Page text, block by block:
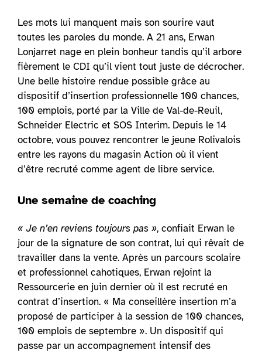
Les mots lui manquent mais son sourire vaut
toutes les paroles du monde. A 21 ans, Erwan
Lonjarret nage en plein bonheur tandis qu’il arbore
fièrement le CDI qu’il vient tout juste de décrocher.
Une belle histoire rendue possible grâce au
dispositif d’insertion professionnelle 100 chances,
100 emplois, porté par la Ville de Val-de-Reuil,
Schneider Electric et SOS Interim. Depuis le 14
octobre, vous pouvez rencontrer le jeune Rolivalois
entre les rayons du magasin Action où il vient
d’être recruté comme agent de libre service.
Une semaine de coaching
« Je n’en reviens toujours pas », confiait Erwan le
jour de la signature de son contrat, lui qui rêvait de
travailler dans la vente. Après un parcours scolaire
et professionnel cahotiques, Erwan rejoint la
Ressourcerie en juin dernier où il est recruté en
contrat d’insertion. « Ma conseillère insertion m’a
proposé de participer à la session de 100 chances,
100 emplois de septembre ». Un dispositif qui
passe par un accompagnement intensif des